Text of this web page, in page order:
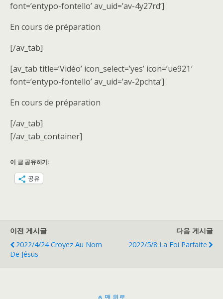
font=’entypo-fontello’ av_uid=’av-4y27rd’]
En cours de préparation
[/av_tab]
[av_tab title=’Vidéo’ icon_select=’yes’ icon=’ue921′
font=’entypo-fontello’ av_uid=’av-2pchta’]
En cours de préparation
[/av_tab]
[/av_tab_container]
이 글 공유하기:
공유
이전 게시글
2022/4/24 Croyez Au Nom
De Jésus
다음 게시글
2022/5/8 La Foi Parfaite
맨 위로